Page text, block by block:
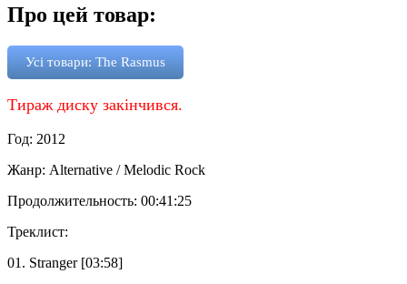
Про цей товар:
Усі товари: The Rasmus
Тираж диску закінчився.
Год: 2012
Жанр: Alternative / Melodic Rock
Продолжительность: 00:41:25
Треклист:
01. Stranger [03:58]